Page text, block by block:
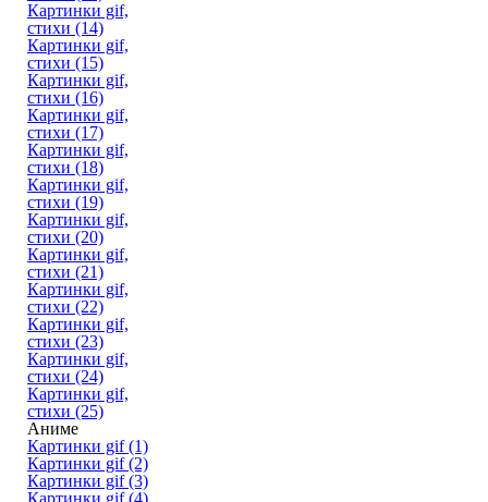
Картинки gif,
стихи (14)
Картинки gif,
стихи (15)
Картинки gif,
стихи (16)
Картинки gif,
стихи (17)
Картинки gif,
стихи (18)
Картинки gif,
стихи (19)
Картинки gif,
стихи (20)
Картинки gif,
стихи (21)
Картинки gif,
стихи (22)
Картинки gif,
стихи (23)
Картинки gif,
стихи (24)
Картинки gif,
стихи (25)
Аниме
Картинки gif (1)
Картинки gif (2)
Картинки gif (3)
Картинки gif (4)